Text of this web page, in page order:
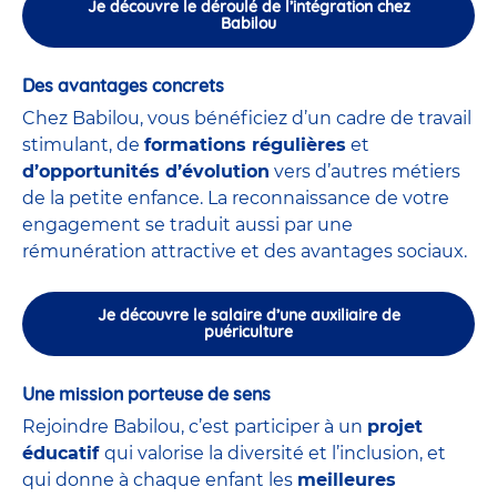
Je découvre le déroulé de l’intégration chez
Babilou
Des avantages concrets
Chez Babilou, vous bénéficiez d’un cadre de travail
stimulant, de formations régulières et
d’opportunités d’évolution vers d’autres métiers
de la petite enfance. La reconnaissance de votre
engagement se traduit aussi par une
rémunération attractive et des avantages sociaux.
Je découvre le salaire d’une auxiliaire de
puériculture
Une mission porteuse de sens
Rejoindre Babilou, c’est participer à un projet
éducatif qui valorise la diversité et l’inclusion, et
qui donne à chaque enfant les meilleures